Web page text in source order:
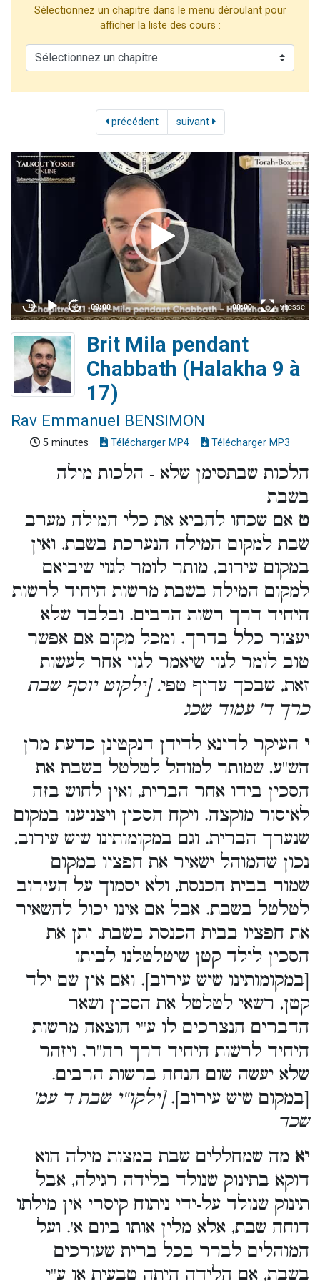
6 personnes viennent de nous rejoindre sur WhatsApp
2 personnes viennent de faire un don pour 1 Journée de Vacances Pour les Enfants
Sélectionnez un chapitre dans le menu déroulant pour
afficher la liste des cours :
précédent suivant
Brit Mila pendant
Chabbath (Halakha 9 à
17)
Rav Emmanuel BENSIMON
5 minutes Télécharger MP4 Télécharger MP3
הלכות שבתסימן שלא - הלכות מילה
בשבת
ט אם שכחו להביא את כלי המילה מערב
שבת למקום המילה הנערכת בשבת, ואין
במקום עירוב, מותר לומר לגוי שיביאם
למקום המילה בשבת מרשות היחיד לרשות
היחיד דרך רשות הרבים. ובלבד שלא
יעצור כלל בדרך. ומכל מקום אם אפשר
טוב לומר לגוי שיאמר לגוי אחר לעשות
זאת, שבכך עדיף טפי. [ילקוט יוסף שבת
כרך ד' עמוד שכג
י העיקר לדינא לדידן דנקטינן כדעת מרן
הש''ע, שמותר למוהל לטלטל בשבת את
הסכין בידו אחר הברית, ואין לחוש בזה
לאיסור מוקצה. ויקח הסכין ויצניענו במקום
שנערך הברית. וגם במקומותינו שיש עירוב,
נכון שהמוהל ישאיר את חפציו במקום
שמור בבית הכנסת, ולא יסמוך על העירוב
לטלטל בשבת. אבל אם אינו יכול להשאיר
את חפציו בבית הכנסת בשבת, יתן את
הסכין לילד קטן שיטלטלנו לביתו
[במקומותינו שיש עירוב]. ואם אין שם ילד
קטן, רשאי לטלטל את הסכין ושאר
הדברים הנצרכים לו ע''י הוצאה מרשות
היחיד לרשות היחיד דרך רה''ר, ויזהר
שלא יעשה שום הנחה ברשות הרבים.
[במקום שיש עירוב].[ילקו''י שבת ד עמ'
שכד
יא מה שמחללים שבת במצות מילה הוא
דוקא בתינוק שנולד בלידה רגילה, אבל
תינוק שנולד על-ידי ניתוח קיסרי אין מילתו
דוחה שבת, אלא מלין אותו ביום א'. ועל
המוהלים לברר בכל ברית שעורכים
בשבת, אם הלידה היתה טבעית או ע''י